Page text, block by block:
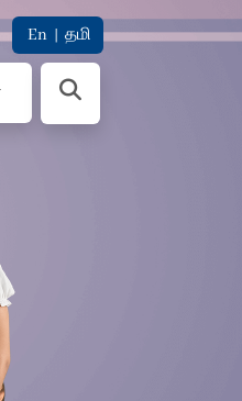
En | தமி